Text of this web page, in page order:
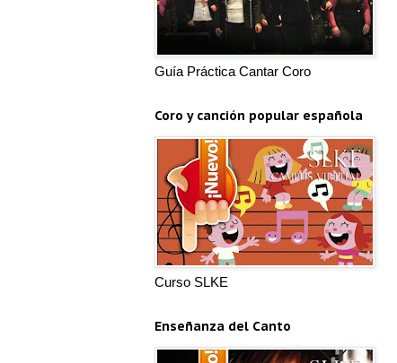
Guía Práctica Cantar Coro
Coro y canción popular española
Curso SLKE
Enseñanza del Canto